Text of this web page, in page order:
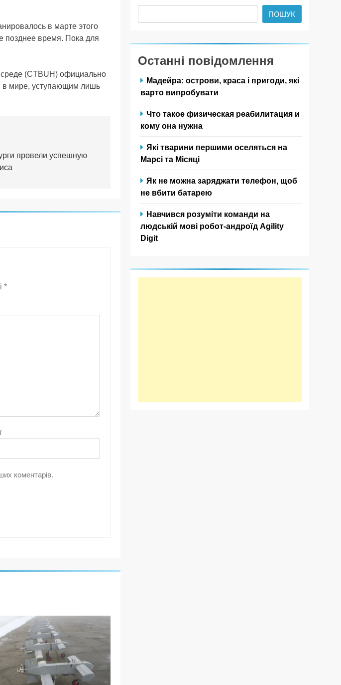
в марте этого
позднее время. Пока для
(CTBUH) официально
мире, уступающим лишь
провели успешную
*
коментарів.
ПОШУК
Останні повідомлення
Мадейра: острови, краса і пригоди, які
варто випробувати
Что такое физическая реабилитация и
кому она нужна
Які тварини першими оселяться на
Марсі та Місяці
Як не можна заряджати телефон, щоб
не вбити батарею
Навчився розуміти команди на
людській мові робот-андроїд Agility
Digit